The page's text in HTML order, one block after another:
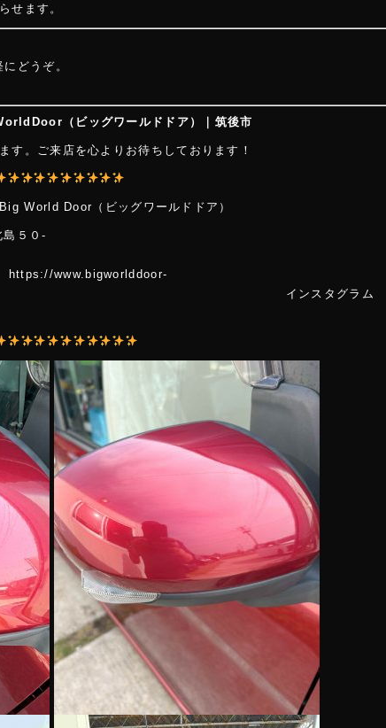
せます。
どうぞ。
（ビッグワールドドア）｜筑後市
す。ご来店を心よりお待ちしております！
g World Door（ビッグワールドドア）
５０-
ンスタグラム